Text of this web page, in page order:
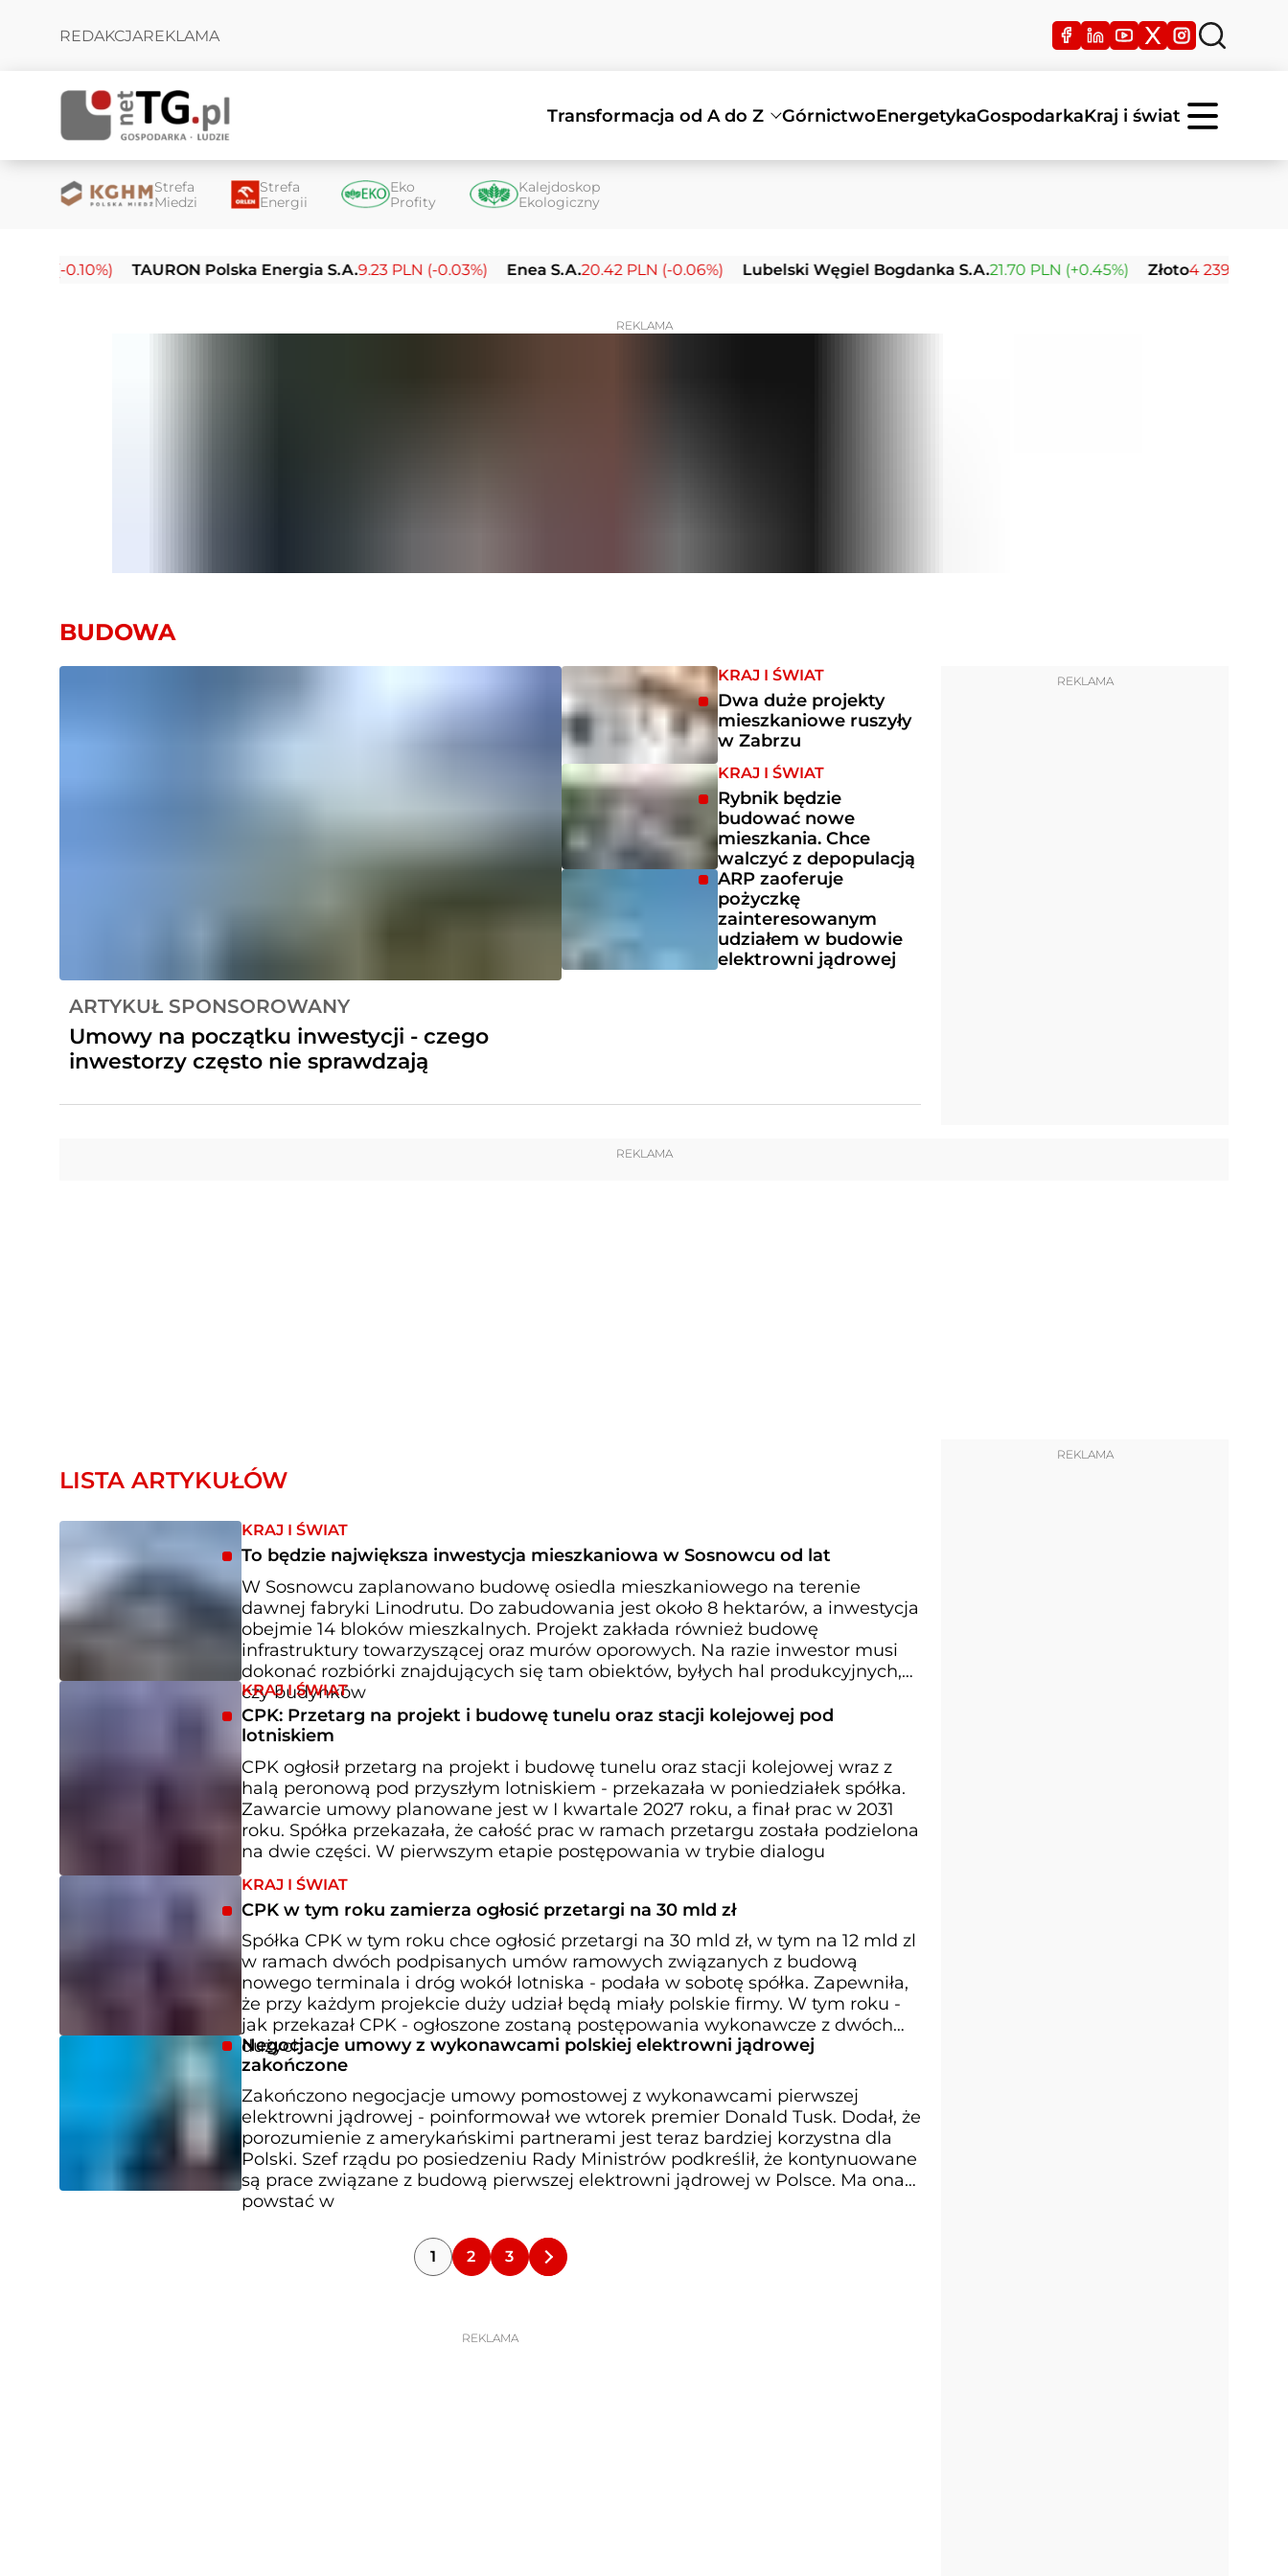
REDAKCJAREKLAMA
Transformacja od A do Z GórnictwoEnergetykaGospodarkaKraj i świat
Strefa
Miedzi
Strefa
Energii
Eko
Profity
Kalejdoskop
Ekologiczny
(-0.10%) TAURON Polska Energia S.A.9.23 PLN (-0.03%) Enea S.A.20.42 PLN (-0.06%) Lubelski Węgiel Bogdanka S.A.21.70 PLN (+0.45%) Złoto 4 239.21 USD (-
REKLAMA
BUDOWA
ARTYKUŁ SPONSOROWANY
Umowy na początku inwestycji - czego
inwestorzy często nie sprawdzają
KRAJ I ŚWIAT
Dwa duże projekty
mieszkaniowe ruszyły
w Zabrzu
KRAJ I ŚWIAT
Rybnik będzie
budować nowe
mieszkania. Chce
walczyć z depopulacją
ARP zaoferuje
pożyczkę
zainteresowanym
udziałem w budowie
elektrowni jądrowej
REKLAMA
REKLAMA
LISTA ARTYKUŁÓW
KRAJ I ŚWIAT
To będzie największa inwestycja mieszkaniowa w Sosnowcu od lat
W Sosnowcu zaplanowano budowę osiedla mieszkaniowego na terenie
dawnej fabryki Linodrutu. Do zabudowania jest około 8 hektarów, a inwestycja
obejmie 14 bloków mieszkalnych. Projekt zakłada również budowę
infrastruktury towarzyszącej oraz murów oporowych. Na razie inwestor musi
dokonać rozbiórki znajdujących się tam obiektów, byłych hal produkcyjnych,
czy budynków
KRAJ I ŚWIAT
CPK: Przetarg na projekt i budowę tunelu oraz stacji kolejowej pod
lotniskiem
CPK ogłosił przetarg na projekt i budowę tunelu oraz stacji kolejowej wraz z
halą peronową pod przyszłym lotniskiem - przekazała w poniedziałek spółka.
Zawarcie umowy planowane jest w I kwartale 2027 roku, a finał prac w 2031
roku. Spółka przekazała, że całość prac w ramach przetargu została podzielona
na dwie części. W pierwszym etapie postępowania w trybie dialogu
KRAJ I ŚWIAT
CPK w tym roku zamierza ogłosić przetargi na 30 mld zł
Spółka CPK w tym roku chce ogłosić przetargi na 30 mld zł, w tym na 12 mld zl
w ramach dwóch podpisanych umów ramowych związanych z budową
nowego terminala i dróg wokół lotniska - podała w sobotę spółka. Zapewniła,
że przy każdym projekcie duży udział będą miały polskie firmy. W tym roku -
jak przekazał CPK - ogłoszone zostaną postępowania wykonawcze z dwóch
dużych
Negocjacje umowy z wykonawcami polskiej elektrowni jądrowej
zakończone
Zakończono negocjacje umowy pomostowej z wykonawcami pierwszej
elektrowni jądrowej - poinformował we wtorek premier Donald Tusk. Dodał, że
porozumienie z amerykańskimi partnerami jest teraz bardziej korzystna dla
Polski. Szef rządu po posiedzeniu Rady Ministrów podkreślił, że kontynuowane
są prace związane z budową pierwszej elektrowni jądrowej w Polsce. Ma ona
powstać w
1 2 3
REKLAMA
REKLAMA